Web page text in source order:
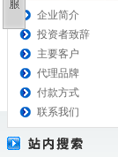
企业简介
投资者致辞
主要客户
代理品牌
付款方式
联系我们